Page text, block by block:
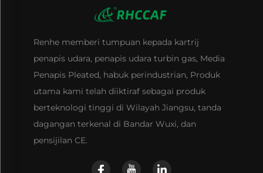
Renhe memberi tumpuan kepada kartrij
penapis udara, penapis udara turbin gas, Media
Penapis Pleated, habuk perindustrian, Produk
utama kami telah diiktiraf sebagai produk
berteknologi tinggi di Wilayah Jiangsu, tanda
dagangan terkenal di Bandar Wuxi, dan
pensijilan CE.